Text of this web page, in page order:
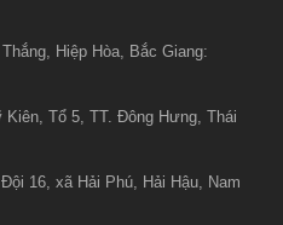
Hiệp Hòa, Bắc Giang:
Kiên, Tổ 5, TT. Đông Hưng, Thái
16, xã Hải Phú, Hải Hậu, Nam